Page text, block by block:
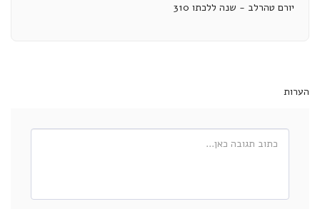
יורם טהרלב - שנה ללכתו 310
הערות